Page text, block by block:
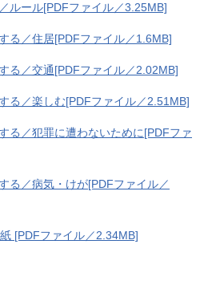
ルール[PDFファイル／3.25MB]
る／住居[PDFファイル／1.6MB]
る／交通[PDFファイル／2.02MB]
／楽しむ[PDFファイル／2.51MB]
／犯罪に遭わないために[PDFファ
／病気・けが[PDFファイル／
[PDFファイル／2.34MB]